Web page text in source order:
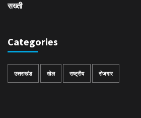
सख्ती
Categories
उत्तराखंड खेल राष्ट्रीय रोजगार